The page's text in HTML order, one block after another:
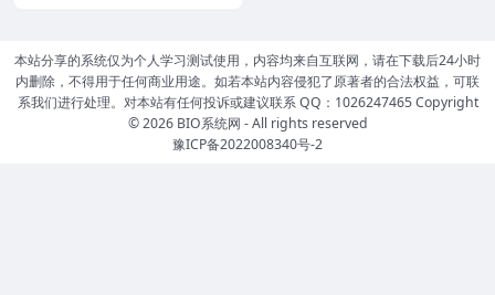
本站分享的系统仅为个人学习测试使用，内容均来自互联网，请在下载后24小时
内删除，不得用于任何商业用途。如若本站内容侵犯了原著者的合法权益，可联
系我们进行处理。对本站有任何投诉或建议联系 QQ：1026247465 Copyright
© 2026 BIO系统网 - All rights reserved
豫ICP备2022008340号-2